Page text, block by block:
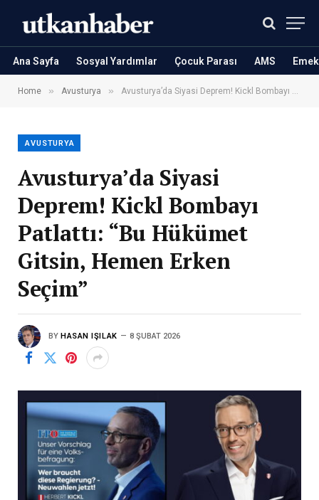
Ana Sayfa Sosyal Yardımlar Çocuk Parası AMS
Home » Avusturya » Avusturya’da Siyasi Deprem! Kickl Bombayı Patlattı: “Bu Hükümet Gitsin, Hemen Erken Seçim”
AVUSTURYA
Avusturya’da Siyasi
Deprem! Kickl Bombayı
Patlattı: “Bu Hükümet
Gitsin, Hemen Erken
Seçim”
BY HASAN IŞILAK 8 ŞUBAT 2026